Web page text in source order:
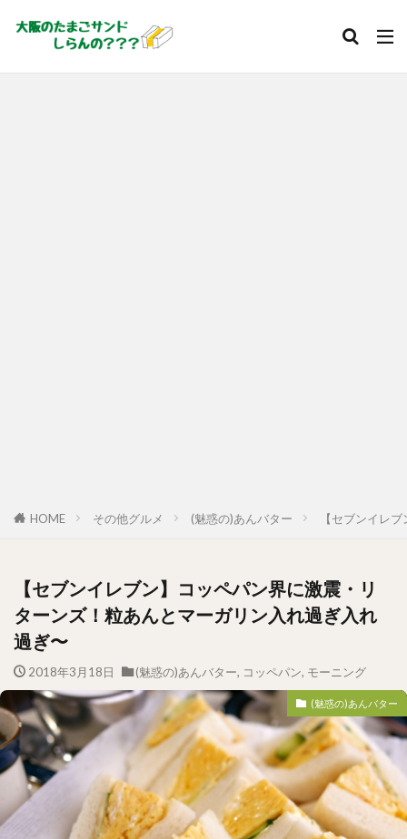
HOME その他グルメ (魅惑の)あんバター 【セブンイレ
【セブンイレブン】コッペパン界に激震・リ
ターンズ！粒あんとマーガリン入れ過ぎ入れ
過ぎ〜
2018年3月18日 (魅惑の)あんバター, コッペパン, モーニング
(魅惑の)あんバター